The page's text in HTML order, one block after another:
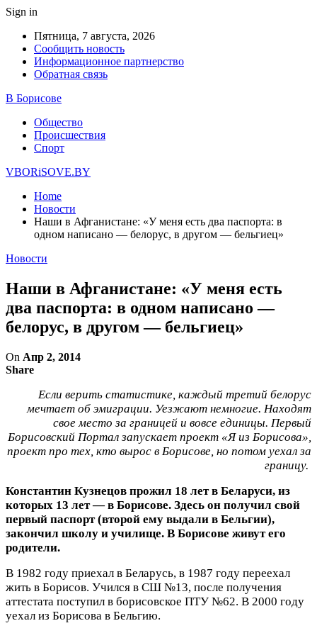
Sign in
Пятница, 7 августа, 2026
Сообщить новость
Информационное партнерство
Обратная связь
В Борисове
Общество
Происшествия
Спорт
VBORiSOVE.BY
Home
Новости
Наши в Афганистане: «У меня есть два паспорта: в
одном написано — белорус, в другом — бельгиец»
Новости
Наши в Афганистане: «У меня есть
два паспорта: в одном написано —
белорус, в другом — бельгиец»
On Апр 2, 2014
Share
Если верить статистике, каждый третий белорус
мечтает об эмиграции. Уезжают немногие. Находят
свое место за границей и вовсе единицы. Первый
Борисовский Портал запускает проект «Я из Борисова»,
проект про тех, кто вырос в Борисове, но потом уехал за
границу.
Константин Кузнецов прожил 18 лет в Беларуси, из
которых 13 лет — в Борисове. Здесь он получил свой
первый паспорт (второй ему выдали в Бельгии),
закончил школу и училище. В Борисове живут его
родители.
В 1982 году приехал в Беларусь, в 1987 году переехал
жить в Борисов. Учился в СШ №13, после получения
аттестата поступил в борисовское ПТУ №62. В 2000 году
уехал из Борисова в Бельгию.